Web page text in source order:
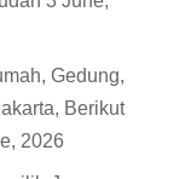
Gedung,
Berikut
2026